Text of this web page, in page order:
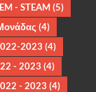
- STEAM(5)
(4)
2023 (4)
- 2023 (4)
- 2023 (4)